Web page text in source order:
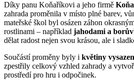
Díky panu Koňaříkovi a jeho firmě
zahrada proměnila v místo plné barev,
mateřské škol byl osázen záhon
rostlinami – například jahodami a
dělat radost nejen svou krásou, ale i
Součástí proměny byly i květiny
zpestřily celkový vzhled zahrady a
prostředí pro hru i odpočinek.